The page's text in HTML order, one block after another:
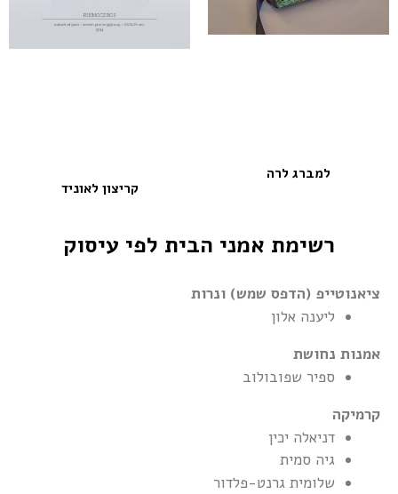
למברג לרה
קריצון לאוניד
רשימת אמני הבית לפי עיסוק
ציאנוטייפ (הדפס שמש) ונרות
ליענה אלון
אמנות נחושת
ספיר שפובולוב
קרמיקה
דניאלה יכין
גיה סמית
שלומית גרנט-פלדור